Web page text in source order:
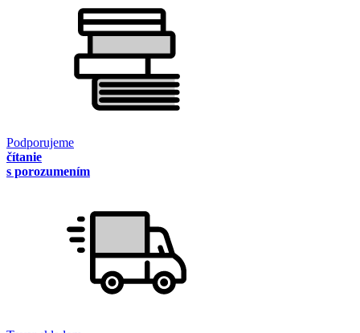
Podporujeme
čítanie
s porozumením